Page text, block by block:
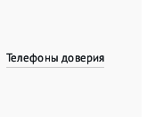
Телефоны доверия